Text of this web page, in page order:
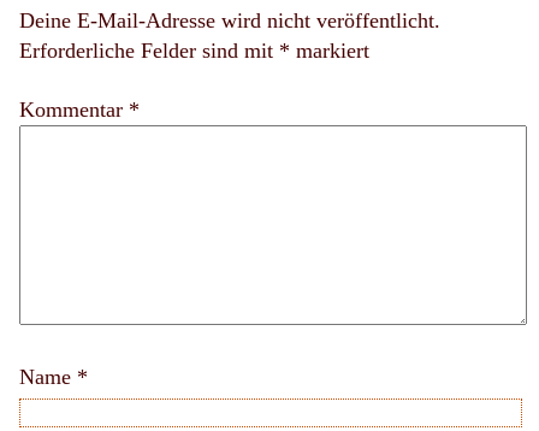
Deine E-Mail-Adresse wird nicht veröffentlicht.
Erforderliche Felder sind mit * markiert
Kommentar *
Name *